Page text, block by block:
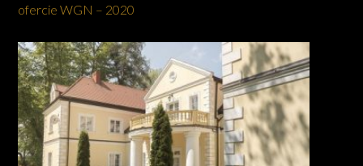
ofercie WGN – 2020